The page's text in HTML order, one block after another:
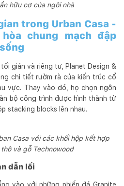
hữu cơ của ngôi nhà
trong Urban Casa -
chung mạch đập
giản và riêng tư, Planet Design &
chi tiết rườm rà của kiến trúc cổ
vực. Thay vào đó, họ chọn ngôn
bộ công trình được hình thành từ
stacking blocks lên nhau.
Casa với các khối hộp kết hợp
và gỗ Technowood
dẫn lối